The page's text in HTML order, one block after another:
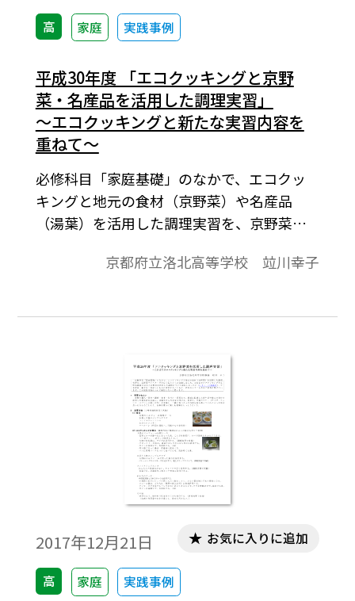
高 家庭 実践事例
平成30年度 「エコクッキングと京野
菜・名産品を活用した調理実習」
～エコクッキングと新たな実習内容を
重ねて～
必修科目「家庭基礎」のなかで、エコクッ
キングと地元の食材（京野菜）や名産品
（湯葉）を活用した調理実習を、京野菜マ
た。 これまでに、エコクッキングや京野菜
て報告しましたが（平成27年度「地域の食
「エコクッキングと京野菜を活用した調理
実習」）、今年度は、献立を一新し、洋食
のマナーも含めた試食に繋げています。この
実習内容について報告したいと思います。是
非、食材を工夫・応用してお試しくださ
京都府立洛北高等学校 竝川幸子
2017年12月21日
高 家庭 実践事例
お気に入りに追加